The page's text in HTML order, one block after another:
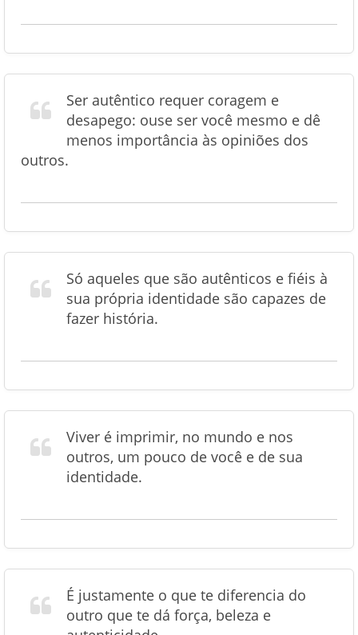
Ser autêntico requer coragem e
desapego: ouse ser você mesmo e dê
menos importância às opiniões dos
outros.
Só aqueles que são autênticos e fiéis à
sua própria identidade são capazes de
fazer história.
Viver é imprimir, no mundo e nos
outros, um pouco de você e de sua
identidade.
É justamente o que te diferencia do
outro que te dá força, beleza e